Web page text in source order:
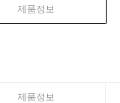
제품정보
제품정보